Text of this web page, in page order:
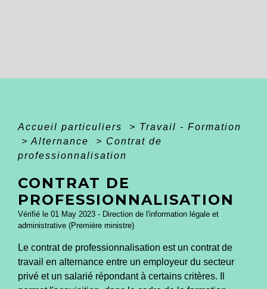
Accueil particuliers > Travail - Formation
> Alternance > Contrat de
professionnalisation
CONTRAT DE
PROFESSIONNALISATION
Vérifié le 01 May 2023 - Direction de l'information légale et
administrative (Première ministre)
Le contrat de professionnalisation est un contrat de
travail en alternance entre un employeur du secteur
privé et un salarié répondant à certains critères. Il